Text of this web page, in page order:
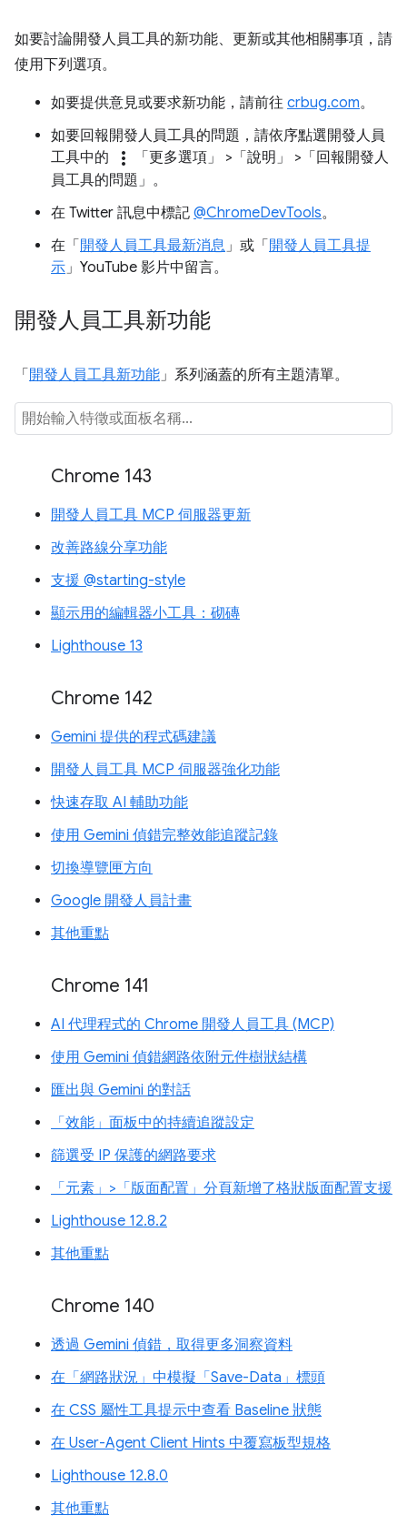
如要討論開發人員工具的新功能、更新或其他相關事項，請
使用下列選項。
如要提供意見或要求新功能，請前往 crbug.com。
如要回報開發人員工具的問題，請依序點選開發人員
工具中的
more_vert 「更多選項」 >「說明」
>「回報開發人
員工具的問題」 。
在 Twitter 訊息中標記 @ChromeDevTools。
在「 開發人員工具最新消息」或「 開發人員工具提
示」YouTube 影片中留言。
開發人員工具新功能
「 開發人員工具新功能」系列涵蓋的所有主題清單。
Chrome 143
開發人員工具 MCP 伺服器更新
改善路線分享功能
支援 @starting-style
顯示用的編輯器小工具：砌磚
Lighthouse 13
Chrome 142
Gemini 提供的程式碼建議
開發人員工具 MCP 伺服器強化功能
快速存取 AI 輔助功能
使用 Gemini 偵錯完整效能追蹤記錄
切換導覽匣方向
Google 開發人員計畫
其他重點
Chrome 141
AI 代理程式的 Chrome 開發人員工具 (MCP)
使用 Gemini 偵錯網路依附元件樹狀結構
匯出與 Gemini 的對話
「效能」面板中的持續追蹤設定
篩選受 IP 保護的網路要求
「元素」>「版面配置」分頁新增了格狀版面配置支援
Lighthouse 12.8.2
其他重點
Chrome 140
透過 Gemini 偵錯，取得更多洞察資料
在「網路狀況」中模擬「Save-Data」標頭
在 CSS 屬性工具提示中查看 Baseline 狀態
在 User-Agent Client Hints 中覆寫板型規格
Lighthouse 12.8.0
其他重點